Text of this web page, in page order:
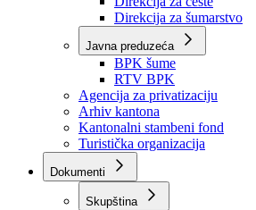
Direkcije
Direkcija za robne rezerve
Direkcija za ceste
Direkcija za šumarstvo
Javna preduzeća
BPK šume
RTV BPK
Agencija za privatizaciju
Arhiv kantona
Kantonalni stambeni fond
Turistička organizacija